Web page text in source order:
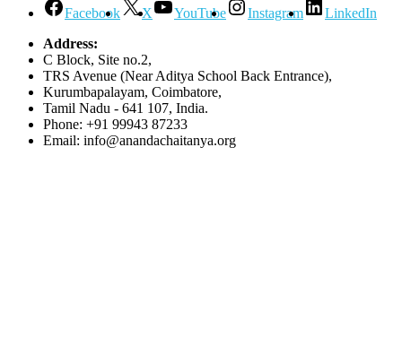
Facebook X YouTube Instagram
LinkedIn
Address:
C Block, Site no.2,
TRS Avenue (Near Aditya School Back Entrance),
Kurumbapalayam, Coimbatore,
Tamil Nadu - 641 107, India.
Phone: +91 99943 87233
Email: info@anandachaitanya.org